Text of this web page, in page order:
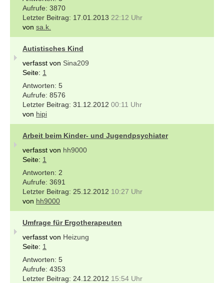
3870
17.01.2013 22:12 Uhr
von sa.k.
Autistisches Kind
verfasst von Sina209
Seite: 1
5
8576
31.12.2012 00:11 Uhr
von hipi
Arbeit beim Kinder- und Jugendpsychiater
verfasst von hh9000
Seite: 1
2
3691
25.12.2012 10:27 Uhr
von hh9000
Umfrage für Ergotherapeuten
verfasst von Heizung
Seite: 1
5
4353
24.12.2012 15:54 Uhr